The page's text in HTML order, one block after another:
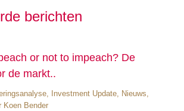
berichten
or not to impeach? De
de markt..
, Investment Update, Nieuws,
Koen Bender